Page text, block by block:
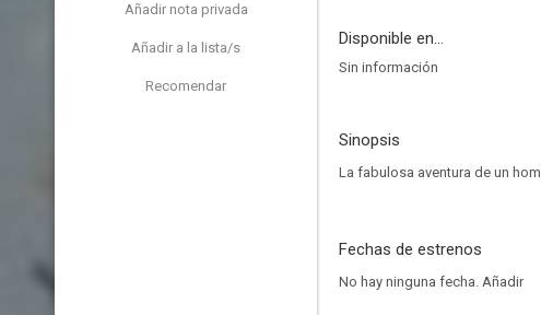
Añadir nota privada
Añadir a la lista/s
Recomendar
Disponible en...
Sin información
Sinopsis
La fabulosa aventura de un
Fechas de estrenos
No hay ninguna fecha. Añadir